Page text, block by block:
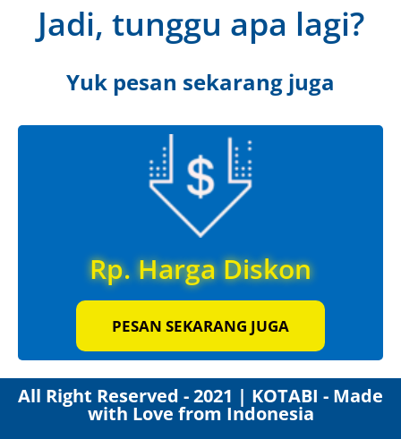
Jadi, tunggu apa lagi?
Yuk pesan sekarang juga
Rp. Harga Diskon
PESAN SEKARANG JUGA
All Right Reserved - 2021 | KOTABI - Made
with Love from Indonesia